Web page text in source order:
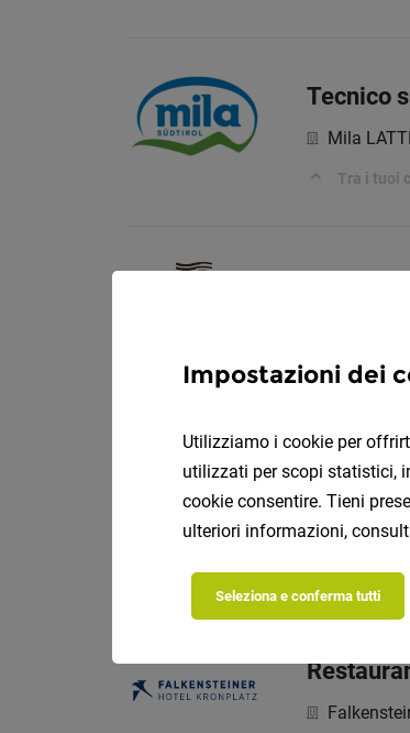
Tecnico
Mila
Tra i tuoi
Istruttore
I vostri
Impostazioni dei
Utilizziamo i cookie per
utilizzati per scopi statistici,
cookie consentire. Tieni
ulteriori informazioni,
Seleziona e conferma tutti